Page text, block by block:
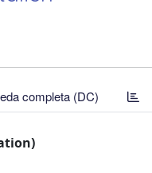
completa (DC)